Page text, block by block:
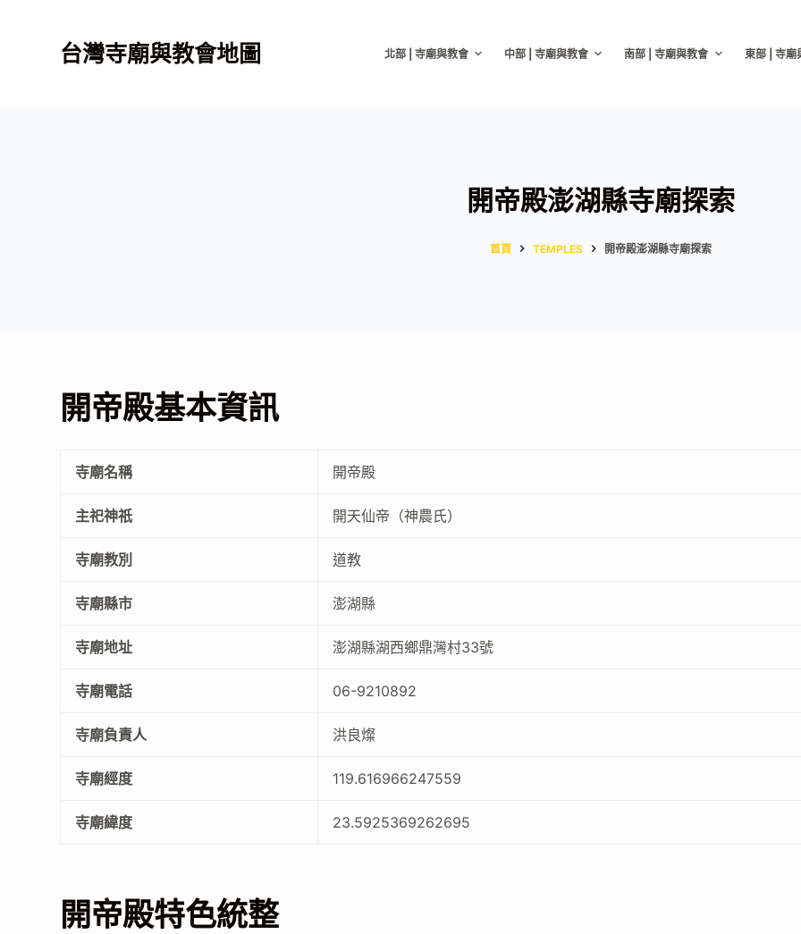
台灣寺廟與教會地圖 北部 | 寺廟與教會 中部 | 寺廟與教會 南部 | 寺廟與教會 東部 | 寺廟
開帝殿澎湖縣寺廟探索
首頁 TEMPLES 開帝殿澎湖縣寺廟探索
開帝殿基本資訊
寺廟名稱 開帝殿
主祀神祇 開天仙帝（神農氏）
寺廟教別 道教
寺廟縣市 澎湖縣
寺廟地址 澎湖縣湖西鄉鼎灣村33號
寺廟電話 06-9210892
寺廟負責人 洪良燦
寺廟經度 119.616966247559
寺廟緯度 23.5925369262695
開帝殿特色統整